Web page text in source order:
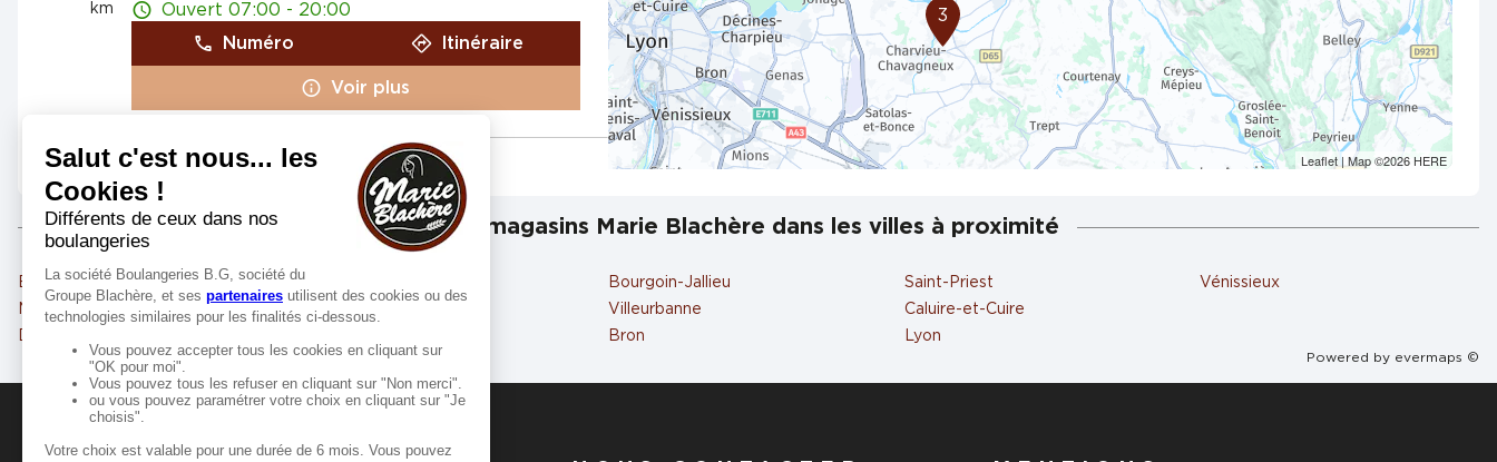
km
Ouvert 07:00 - 20:00
Numéro
Itinéraire
Voir plus
4
26.65
km
Marie Blachère VILLARS LES DOMBES
108 Avenue du Colombier
01330 VILLARS LES DOMBES
Numéro
Itinéraire
Marie Blachère PORT
2 Rue de l’Ancre
3
Leaflet| Map ©2026 HERE
Les magasins Marie Blachère dans les villes à proximité
Bourg-en-Bresse
Meyzieu
Décines-Charpieu
Vaulx-en-Velin
Bourgoin-Jallieu
Villeurbanne
Bron
Saint-Priest
Caluire-et-Cuire
Lyon
Vénissieux
Powered by evermaps ©